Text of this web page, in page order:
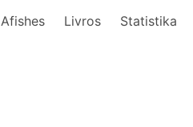
Afishes Livros Statistika